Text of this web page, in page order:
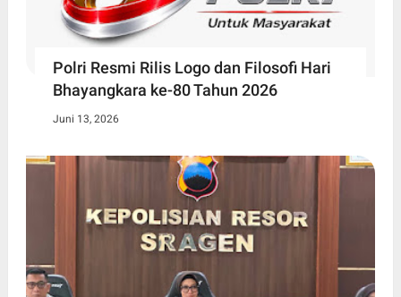
Polri Resmi Rilis Logo dan Filosofi Hari
Bhayangkara ke-80 Tahun 2026
Juni 13, 2026